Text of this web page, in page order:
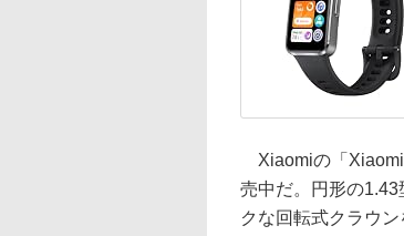
Xiaomiの「Xiaomi
売中だ。円形の
クな回転式クラウ